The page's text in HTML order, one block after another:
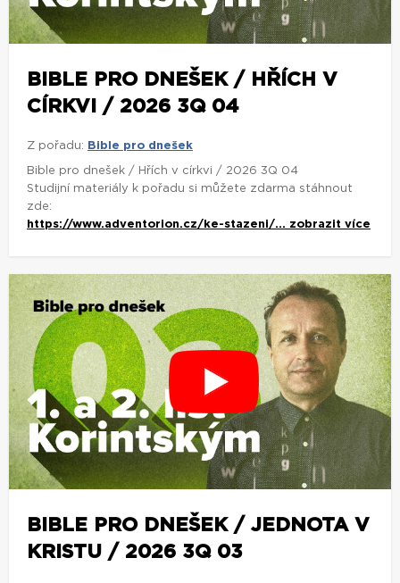
BIBLE PRO DNEŠEK / HŘÍCH V
CÍRKVI / 2026 3Q 04
Z pořadu: Bible pro dnešek
Bible pro dnešek / Hřích v církvi / 2026 3Q 04
Studijní materiály k pořadu si můžete zdarma stáhnout
zde:
https://www.adventorion.cz/ke-stazeni/... zobrazit více
BIBLE PRO DNEŠEK / JEDNOTA V
KRISTU / 2026 3Q 03